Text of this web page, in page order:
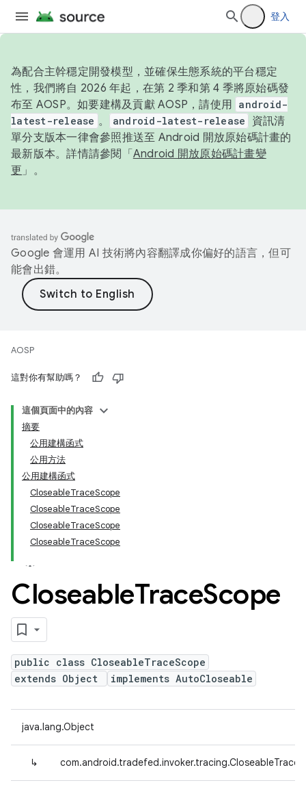
登入
為配合主幹穩定開發模型，並確保生態系統的平台穩定
性，我們將自 2026 年起，在第 2 季和第 4 季將原始碼發
布至 AOSP。如要建構及貢獻 AOSP，請使用 android-
latest-release 。 android-latest-release
資訊清
單分支版本一律會參照推送至 Android 開放原始碼計畫的
最新版本。詳情請參閱「 Android 開放原始碼計畫變
更 」。
Google 會運用 AI 技術將內容翻譯成你偏好的語言，但可
能會出錯。
AOSP
這對你有幫助嗎？
這個頁面中的內容
摘要
公用建構函式
公用方法
公用建構函式
CloseableTraceScope
CloseableTraceScope
CloseableTraceScope
CloseableTraceScope
CloseableTraceScope
public class CloseableTraceScope
extends Object
implements AutoCloseable
java.lang.Object
↳